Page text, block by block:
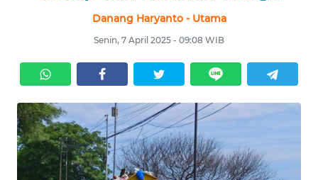
Danang Haryanto - Utama
Senin, 7 April 2025 - 09:08 WIB
OPINI
Informasi
INDEKS
BERITA